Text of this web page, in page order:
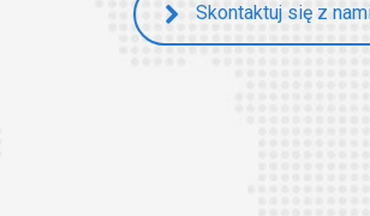
Skontaktuj się z